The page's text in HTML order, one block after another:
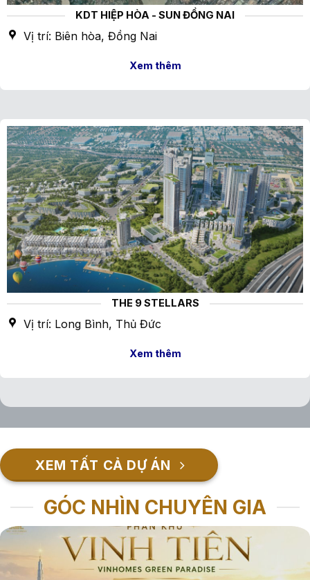
KDT HIỆP HÒA - SUN ĐỒNG NAI
Vị trí: Biên hòa, Đồng Nai
Xem thêm
THE 9 STELLARS
Vị trí: Long Bình, Thủ Đức
Xem thêm
XEM TẤT CẢ DỰ ÁN
GÓC NHÌN CHUYÊN GIA